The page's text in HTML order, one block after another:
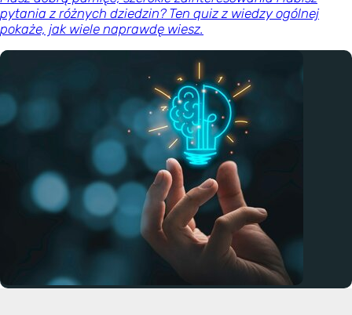
pytania z różnych dziedzin? Ten quiz z wiedzy ogólnej
pokaże, jak wiele naprawdę wiesz.